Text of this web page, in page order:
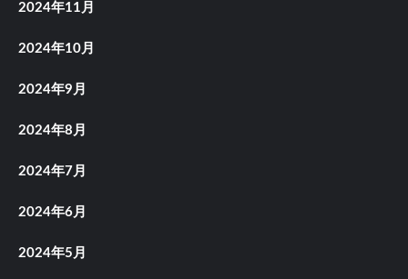
2024年11月
2024年10月
2024年9月
2024年8月
2024年7月
2024年6月
2024年5月